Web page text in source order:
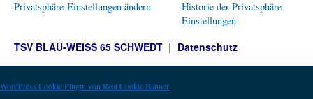
Privatsphäre-Einstellungen ändern
Historie der Privatsphäre-
Einstellungen
TSV BLAU-WEISS 65 SCHWEDT Datenschutz
WordPress Cookie Plugin von Real Cookie Banner